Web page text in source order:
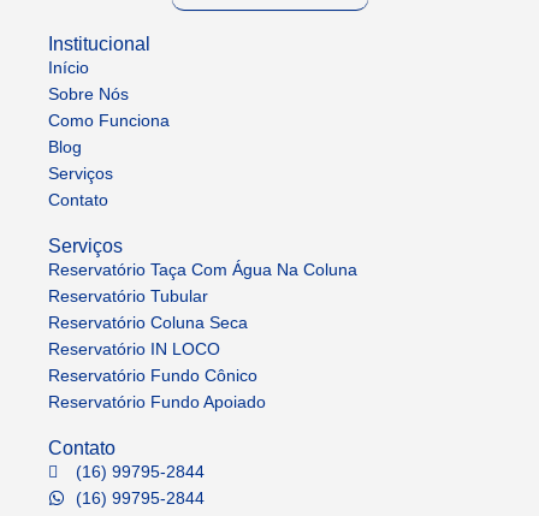
Institucional
Início
Sobre Nós
Como Funciona
Blog
Serviços
Contato
Serviços
Reservatório Taça Com Água Na Coluna
Reservatório Tubular
Reservatório Coluna Seca
Reservatório IN LOCO
Reservatório Fundo Cônico
Reservatório Fundo Apoiado
Contato
(16) 99795-2844
(16) 99795-2844